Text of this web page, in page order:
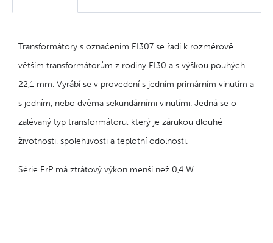
Transformátory s označením EI307 se řadí k rozměrově
větším transformátorům z rodiny EI30 a s výškou pouhých
22,1 mm. Vyrábí se v provedení s jedním primárním vinutím a
s jedním, nebo dvěma sekundárními vinutími. Jedná se o
zalévaný typ transformátoru, který je zárukou dlouhé
životnosti, spolehlivosti a teplotní odolnosti.
Série ErP má ztrátový výkon menší než 0,4 W.